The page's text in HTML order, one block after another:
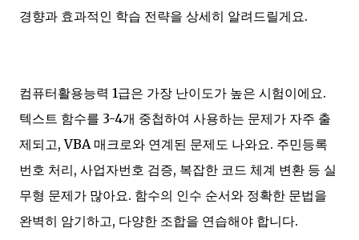
경향과 효과적인 학습 전략을 상세히 알려드릴게요.
컴퓨터활용능력 1급은 가장 난이도가 높은 시험이에요.
텍스트 함수를 3-4개 중첩하여 사용하는 문제가 자주 출
제되고, VBA 매크로와 연계된 문제도 나와요. 주민등록
번호 처리, 사업자번호 검증, 복잡한 코드 체계 변환 등 실
무형 문제가 많아요. 함수의 인수 순서와 정확한 문법을
완벽히 암기하고, 다양한 조합을 연습해야 합니다.